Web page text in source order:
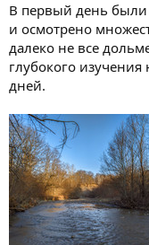
В первый день были
и осмотрено
далеко не все
глубокого
дней.